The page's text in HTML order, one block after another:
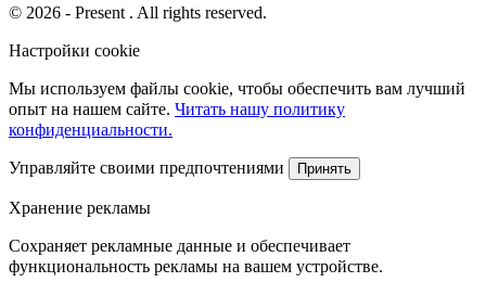
© 2026 - Present . All rights reserved.
Настройки cookie
Мы используем файлы cookie, чтобы обеспечить вам лучший
опыт на нашем сайте. Читать нашу политику
конфиденциальности.
Управляйте своими предпочтениями Принять
Хранение рекламы
Сохраняет рекламные данные и обеспечивает
функциональность рекламы на вашем устройстве.